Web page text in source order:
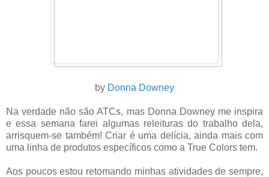
by Donna Downey
Na verdade não são ATCs, mas Donna Downey me inspira
e essa semana farei algumas releituras do trabalho dela,
arrisquem-se também! Criar é uma delícia, ainda mais com
uma linha de produtos específicos como a True Colors tem.
Aos poucos estou retomando minhas atividades de sempre,